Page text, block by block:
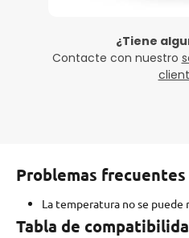
¿Tiene
Contacte con nuestro
Problemas frecuentes
La temperatura no se puede
Tabla de